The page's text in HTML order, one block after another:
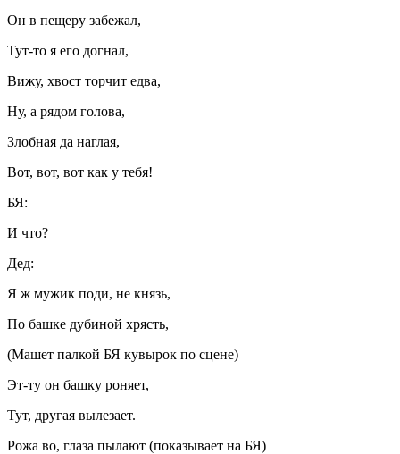
Он в пещеру забежал,
Тут-то я его догнал,
Вижу, хвост торчит едва,
Ну, а рядом голова,
Злобная да наглая,
Вот, вот, вот как у тебя!
БЯ:
И что?
Дед:
Я ж мужик поди, не князь,
По башке дубиной хрясть,
(Машет палкой БЯ кувырок по сцене)
Эт-ту он башку роняет,
Тут, другая вылезает.
Рожа во, глаза пылают (показывает на БЯ)